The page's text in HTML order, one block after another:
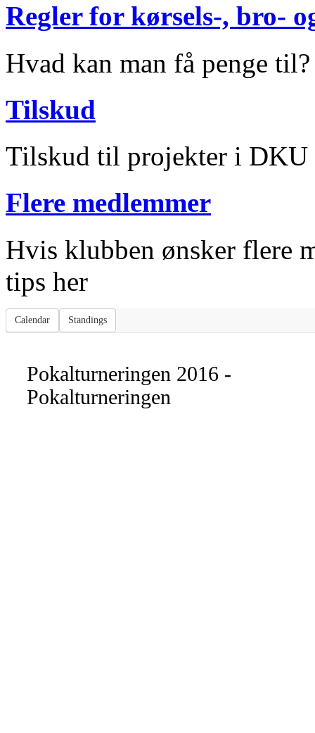
Regler for kørsels-, bro-
Hvad kan man få penge til?
Tilskud
Tilskud til projekter i DKU
Flere medlemmer
Hvis klubben ønsker flere
tips her
Calendar Standings
Pokalturneringen 2016 -
Pokalturneringen